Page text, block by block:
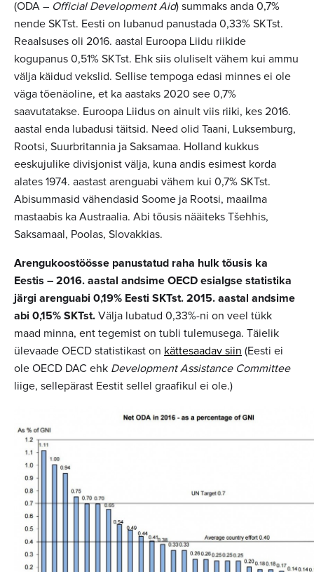
(ODA – Official Development Aid) summaks anda 0,7%
nende SKTst. Eesti on lubanud panustada 0,33% SKTst.
Reaalsuses oli 2016. aastal Euroopa Liidu riikide
kogupanus 0,51% SKTst. Ehk siis oluliselt vähem kui ammu
välja käidud vekslid. Sellise tempoga edasi minnes ei ole
väga tõenäoline, et ka aastaks 2020 see 0,7%
saavutatakse. Euroopa Liidus on ainult viis riiki, kes 2016.
aastal enda lubadusi täitsid. Need olid Taani, Luksemburg,
Rootsi, Suurbritannia ja Saksamaa. Holland kukkus
eeskujulike divisjonist välja, kuna andis esimest korda
alates 1974. aastast arenguabi vähem kui 0,7% SKTst.
Abisummasid vähendasid Soome ja Rootsi, maailma
mastaabis ka Austraalia. Abi tõusis nääiteks Tšehhis,
Saksamaal, Poolas, Slovakkias.
Arengukoostöösse panustatud raha hulk tõusis ka
Eestis – 2016. aastal andsime OECD esialgse statistika
järgi arenguabi 0,19% Eesti SKTst. 2015. aastal andsime
abi 0,15% SKTst. Välja lubatud 0,33%-ni on veel tükk
maad minna, ent tegemist on tubli tulemusega. Täielik
ülevaade OECD statistikast on kättesaadav siin (Eesti ei
ole OECD DAC ehk Development Assistance Committee
liige, sellepärast Eestit sellel graafikul ei ole.)